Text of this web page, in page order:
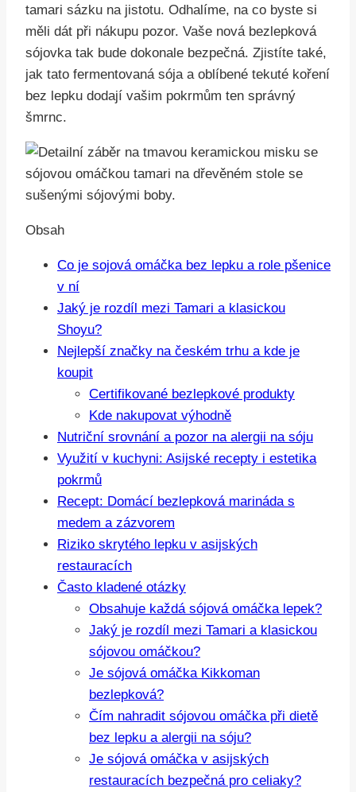
tamari sázku na jistotu. Odhalíme, na co byste si
měli dát při nákupu pozor. Vaše nová bezlepková
sójovka tak bude dokonale bezpečná. Zjistíte také,
jak tato fermentovaná sója a oblíbené tekuté koření
bez lepku dodají vašim pokrmům ten správný
šmrnc.
Obsah
Co je sojová omáčka bez lepku a role pšenice
v ní
Jaký je rozdíl mezi Tamari a klasickou
Shoyu?
Nejlepší značky na českém trhu a kde je
koupit
Certifikované bezlepkové produkty
Kde nakupovat výhodně
Nutriční srovnání a pozor na alergii na sóju
Využití v kuchyni: Asijské recepty i estetika
pokrmů
Recept: Domácí bezlepková marináda s
medem a zázvorem
Riziko skrytého lepku v asijských
restauracích
Často kladené otázky
Obsahuje každá sójová omáčka lepek?
Jaký je rozdíl mezi Tamari a klasickou
sójovou omáčkou?
Je sójová omáčka Kikkoman
bezlepková?
Čím nahradit sójovou omáčka při dietě
bez lepku a alergii na sóju?
Je sójová omáčka v asijských
restauracích bezpečná pro celiaky?